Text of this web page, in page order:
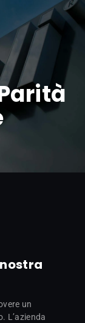
un
L’azienda